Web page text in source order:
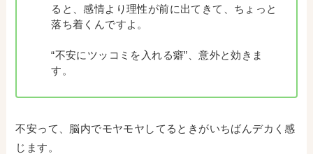
ると、感情より理性が前に出てきて、ちょっと
落ち着くんですよ。
“不安にツッコミを入れる癖”、意外と効きま
す。
不安って、脳内でモヤモヤしてるときがいちばんデカく感
じます。